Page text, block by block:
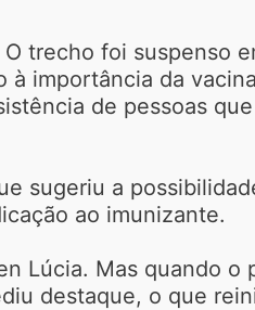
trecho foi suspenso
importância da
de pessoas
sugeriu a
ao imunizante.
Lúcia. Mas quando o
destaque, o que